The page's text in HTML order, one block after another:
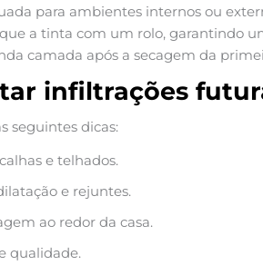
para ambientes internos ou
a tinta com um rolo, garantindo
camada após a secagem da
infiltrações
seguintes dicas:
e telhados.
e rejuntes.
ao redor da casa.
qualidade.